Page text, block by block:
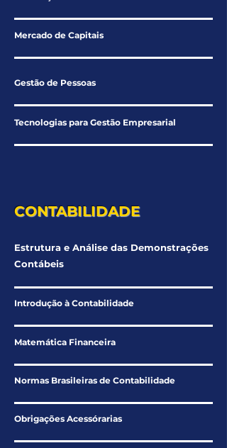
Mercado de Capitais
Gestão de Pessoas
Tecnologias para Gestão Empresarial
CONTABILIDADE
Estrutura e Análise das Demonstrações
Contábeis
Introdução à Contabilidade
Matemática Financeira
Normas Brasileiras de Contabilidade
Obrigações Acessórarias